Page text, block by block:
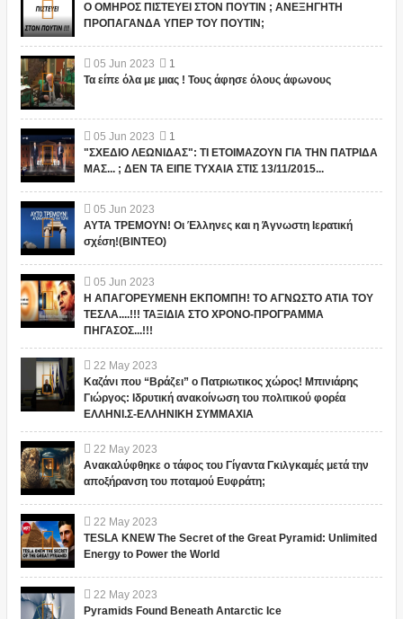
Ο ΟΜΗΡΟΣ ΠΙΣΤΕΥΕΙ ΣΤΟΝ ΠΟΥΤΙΝ ; ΑΝΕΞΗΓΗΤΗ
ΠΡΟΠΑΓΑΝΔΑ ΥΠΕΡ ΤΟΥ ΠΟΥΤΙΝ;
05 Jun 2023
1
Τα είπε όλα με μιας ! Τους άφησε όλους άφωνους
05 Jun 2023
1
"ΣΧΕΔΙΟ ΛΕΩΝΙΔΑΣ": ΤΙ ΕΤΟΙΜΑΖΟΥΝ ΓΙΑ ΤΗΝ ΠΑΤΡΙΔΑ
ΜΑΣ... ; ΔΕΝ ΤΑ ΕΙΠΕ ΤΥΧΑΙΑ ΣΤΙΣ 13/11/2015...
05 Jun 2023
ΑΥΤΑ ΤΡΕΜΟΥΝ! Οι Έλληνες και η Άγνωστη Ιερατική
σχέση!(ΒΙΝΤΕΟ)
05 Jun 2023
Η ΑΠΑΓΟΡΕΥΜΕΝΗ ΕΚΠΟΜΠΗ! ΤΟ ΑΓΝΩΣΤΟ ΑΤΙΑ ΤΟΥ
ΤΕΣΛΑ....!!! ΤΑΞΙΔΙΑ ΣΤΟ ΧΡΟΝΟ-ΠΡΟΓΡΑΜΜΑ
ΠΗΓΑΣΟΣ...!!!
22 May 2023
Καζάνι που “Βράζει” ο Πατριωτικος χώρος! Μπινιάρης
Γιώργος: Ιδρυτική ανακοίνωση του πολιτικού φορέα
ΕΛΛΗΝΙ.Σ-ΕΛΛΗΝΙΚΗ ΣΥΜΜΑΧΙΑ
22 May 2023
Ανακαλύφθηκε ο τάφος του Γίγαντα Γκιλγκαμές μετά την
αποξήρανση του ποταμού Ευφράτη;
22 May 2023
TESLA KNEW The Secret of the Great Pyramid: Unlimited
Energy to Power the World
22 May 2023
Pyramids Found Beneath Antarctic Ice